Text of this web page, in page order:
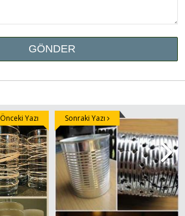
Önceki Yazı Sonraki Yazı